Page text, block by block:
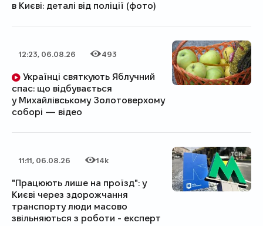
в Києві: деталі від поліції (фото)
Дата публікації
12:23, 06.08.26
Категорія
Кількість переглядів
493
Українці святкують Яблучний
спас: що відбувається
у Михайлівському Золотоверхому
соборі — відео
Дата публікації
11:11, 06.08.26
Категорія
Кількість переглядів
14k
"Працюють лише на проїзд": у
Києві через здорожчання
транспорту люди масово
звільняються з роботи - експерт